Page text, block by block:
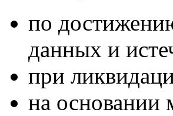
по
данных и
при
на основании